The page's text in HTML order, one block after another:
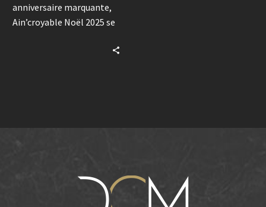
anniversaire marquante,
Ain’croyable Noël 2025 se
production maison
conjugue émotion,
prolongeant la magie